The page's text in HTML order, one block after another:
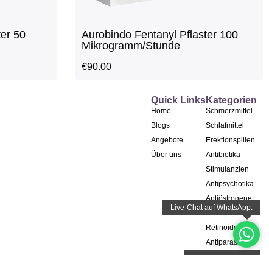
50
Aurobindo Fentanyl Pflaster 100
Mikrogramm/Stunde
€90.00
Kategorien
Schmerzmittel
Schlafmittel
Erektionspillen
Antibiotika
Stimulanzien
Antipsychotika
Antiöstrogene
Antidiabetika
Retinoide
Antiparasitika
Quick Links
Home
Blogs
Angebote
Über uns